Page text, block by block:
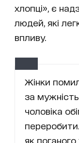
хлопці», є
людей, які
впливу.
Жінки
за
чоловіка
як